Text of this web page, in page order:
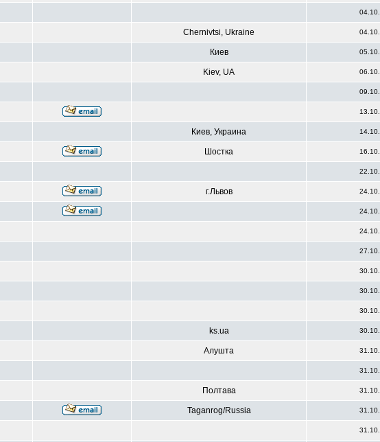
Chernivtsi, Ukraine
Киев
Kiev, UA
Киев, Украина
Шостка
г.Львов
ks.ua
Алушта
Полтава
Taganrog/Russia